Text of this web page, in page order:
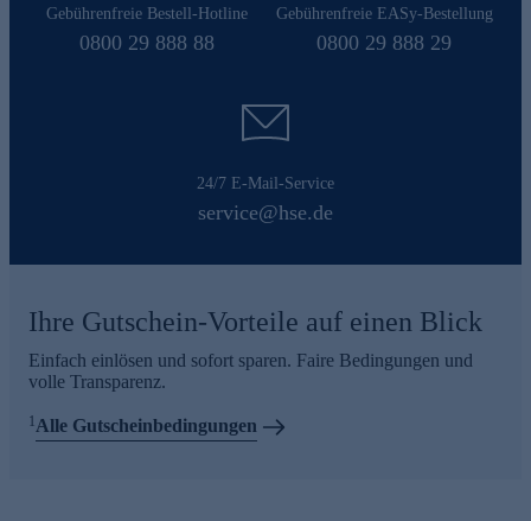
Gebührenfreie Bestell-Hotline
0800 29 888 88
Gebührenfreie EASy-Bestellung
0800 29 888 29
24/7 E-Mail-Service
service@hse.de
Ihre Gutschein-Vorteile auf einen Blick
Einfach einlösen und sofort sparen. Faire Bedingungen und
volle Transparenz.
1Alle Gutscheinbedingungen